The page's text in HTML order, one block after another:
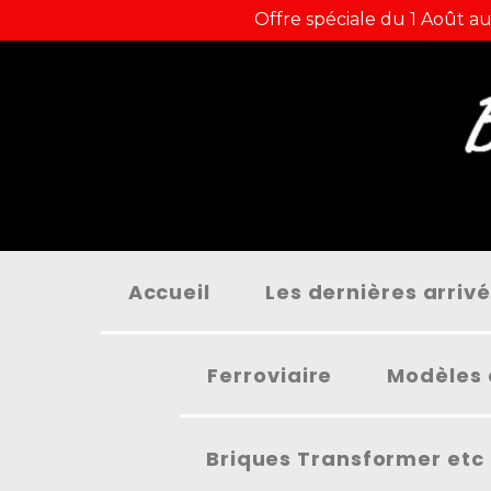
Offre spéciale du 1 Août
Accueil Les dernières
Ferroviaire Modèles
Briques Transformer etc